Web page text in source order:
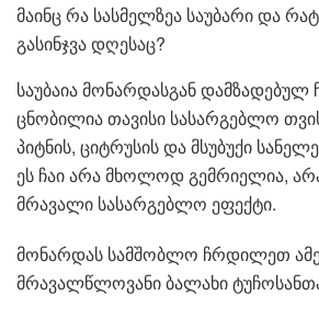
მაინც რა სასმელზეა საუბარი და
გასინჯვა დღესაც?
საუბაია მონარდასგან
ცნობილია თავისი სასარგებლო
პიტნის, ციტრუსის და მსუბუქი
ეს ჩაი არა მხოლოდ გემრიელია,
მრავალი სასარგებლო ეფექტი.
მონარდას სამშობლო ჩრდილეთ
მრავალწლოვანი ბალახი